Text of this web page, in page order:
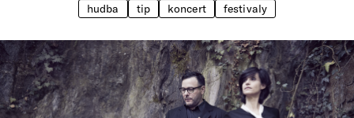
hudba tip koncert festivaly